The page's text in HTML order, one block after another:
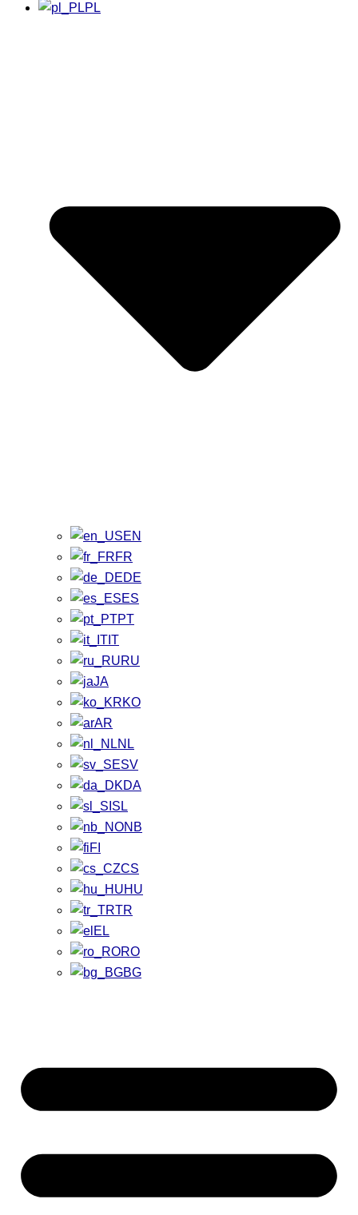
PL
EN
FR
DE
ES
PT
IT
RU
JA
KO
AR
NL
SV
DA
SL
NB
FI
CS
HU
TR
EL
RO
BG